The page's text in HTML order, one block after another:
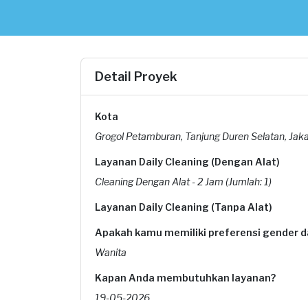
Detail Proyek
Kota
Grogol Petamburan, Tanjung Duren Selatan,
Layanan Daily Cleaning (Dengan Alat)
Cleaning Dengan Alat - 2 Jam (Jumlah: 1)
Layanan Daily Cleaning (Tanpa Alat)
Apakah kamu memiliki preferensi gender
Wanita
Kapan Anda membutuhkan layanan?
19-05-2026